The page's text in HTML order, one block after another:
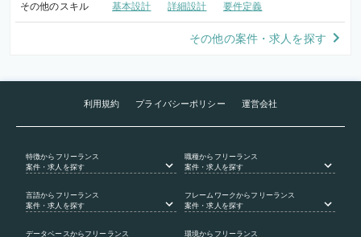
その他のスキル 基本設計 詳細設計 要件定義
その他の案件・求人を探す
利用規約 プライバシーポリシー 運営会社
特徴からフリーランス
案件・求人を探す
職種からフリーランス
案件・求人を探す
言語からフリーランス
案件・求人を探す
フレームワークからフリーランス
案件・求人を探す
データベース からフリーランス
環境からフリーランス